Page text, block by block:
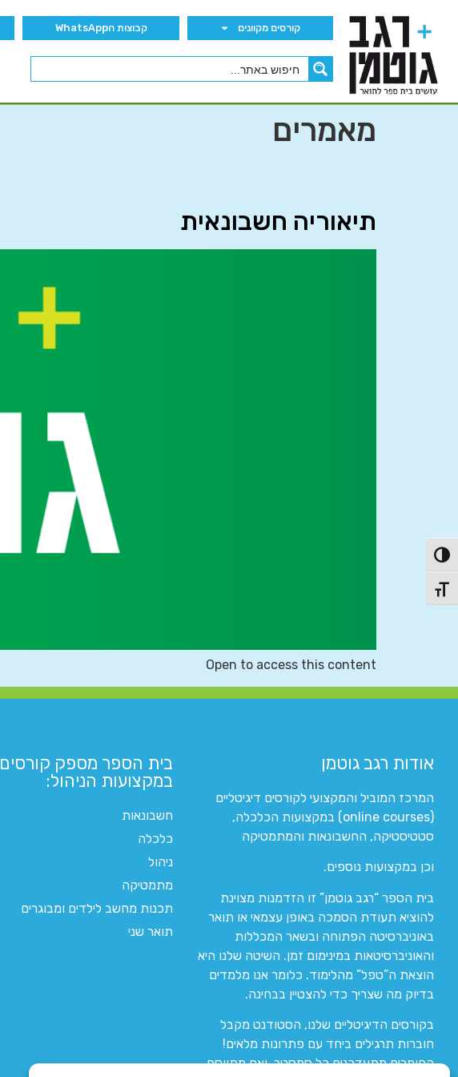
הפעל/כבה ניגודיות גבוהה
מתג גודל גופן
קורסים מקוונים קבוצות הWhatsApp
מאמרים
תיאוריה חשבונאית
Open to access this content
אודות רגב גוטמן
המרכז המוביל והמקצועי לקורסים דיגיטליים
(online courses) במקצועות הכלכלה,
סטטיסטיקה, החשבונאות והמתמטיקה
וכן במקצועות נוספים.
בית הספר “רגב גוטמן” זו הזדמנות מצוינת
להוציא תעודת הסמכה באופן עצמאי או תואר
באוניברסיטה הפתוחה ובשאר המכללות
והאוניברסיטאות במינימום זמן. השיטה שלנו היא
הוצאת ה”טפל” מהלימוד. כלומר אנו מלמדים
בדיוק מה שצריך כדי להצטיין בבחינה.
בקורסים הדיגיטליים שלנו, הסטודנט מקבל
חוברות תרגילים ביחד עם פתרונות מלאים!
החומרים מתעדכנים כל סמסטר, ואם מתווסף
בית הספר מספק קורסים
במקצועות הניהול:
חשבונאות
כלכלה
ניהול
מתמטיקה
תכנות מחשב לילדים ומבוגרים
תואר שני